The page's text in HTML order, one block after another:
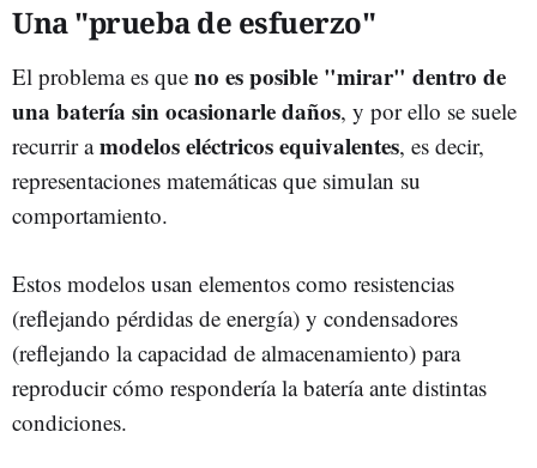
Una "prueba de esfuerzo"
El problema es que no es posible "mirar" dentro de
una batería sin ocasionarle daños, y por ello se suele
recurrir amodelos eléctricos equivalentes, es decir,
representaciones matemáticas que simulan su
comportamiento.
Estos modelos usan elementos como resistencias
(reflejando pérdidas de energía) y condensadores
(reflejando la capacidad de almacenamiento) para
reproducir cómo respondería la batería ante distintas
condiciones.